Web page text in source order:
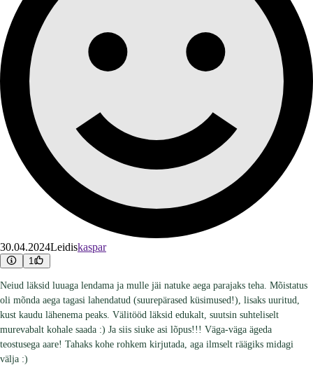
30.04.2024Leidiskaspar
1
Neiud läksid luuaga lendama ja mulle jäi natuke aega parajaks teha. Mõistatus
oli mõnda aega tagasi lahendatud (suurepärased küsimused!), lisaks uuritud,
kust kaudu lähenema peaks. Välitööd läksid edukalt, suutsin suhteliselt
murevabalt kohale saada :) Ja siis siuke asi lõpus!!! Väga-väga ägeda
teostusega aare! Tahaks kohe rohkem kirjutada, aga ilmselt räägiks midagi
välja :)